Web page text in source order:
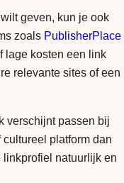
geven, kun je ook
zoals PublisherPlace
lage kosten een link
relevante sites of een
verschijnt passen bij
platform dan
natuurlijk en